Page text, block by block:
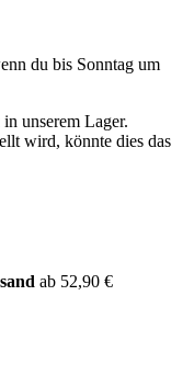
du bis Sonntag um
unserem Lager.
wird, könnte dies das
ab 52,90 €